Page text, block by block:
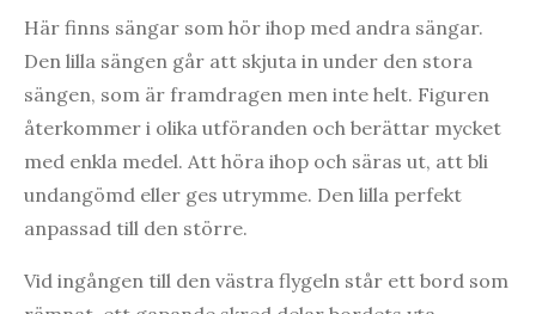
Här finns sängar som hör ihop med andra sängar.
Den lilla sängen går att skjuta in under den stora
sängen, som är framdragen men inte helt. Figuren
återkommer i olika utföranden och berättar mycket
med enkla medel. Att höra ihop och säras ut, att bli
undangömd eller ges utrymme. Den lilla perfekt
anpassad till den större.
Vid ingången till den västra flygeln står ett bord som